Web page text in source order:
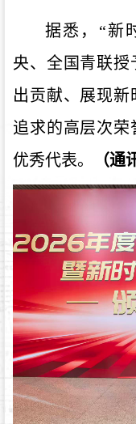
据悉，“新
央、全国青联授
出贡献、展现
追求的高层次荣
优秀代表。
（通